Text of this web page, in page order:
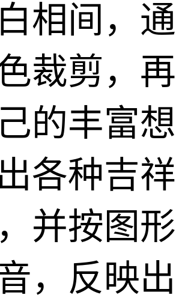
相间，通
裁剪，再
的丰富想
各种吉祥
并按图形
，反映出